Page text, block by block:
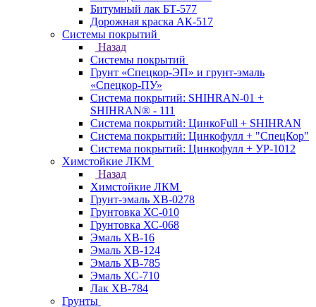
Битумный лак БТ-577
Дорожная краска АК-517
Системы покрытий
Назад
Системы покрытий
Грунт «Спецкор-ЭП» и грунт-эмаль
«Спецкор-ПУ»
Система покрытий: SHIHRAN-01 +
SHIHRAN® - 111
Система покрытий: ЦинкоFull + SHIHRAN
Система покрытий: Цинкофулл + "СпецКор"
Система покрытий: Цинкофулл + УР-1012
Химстойкие ЛКМ
Назад
Химстойкие ЛКМ
Грунт-эмаль ХВ-0278
Грунтовка ХС-010
Грунтовка ХС-068
Эмаль ХВ-16
Эмаль ХВ-124
Эмаль ХВ-785
Эмаль ХС-710
Лак ХВ-784
Грунты